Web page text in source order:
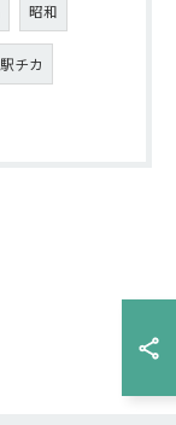
昭和
駅チカ